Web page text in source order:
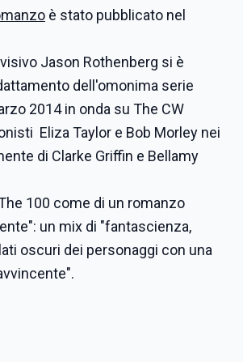
è stato pubblicato nel
Jason Rothenberg si è
dell'omonima serie
2014 in onda su The CW
Eliza Taylor e Bob Morley nei
di Clarke Griffin e Bellamy
100 come di un romanzo
un mix di "fantascienza,
oscuri dei personaggi con una